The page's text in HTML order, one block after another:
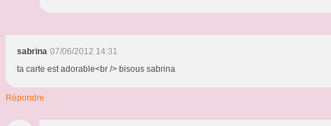
sabrina 07/06/2012 14:31
ta carte est adorable<br /> bisous sabrina
Répondre